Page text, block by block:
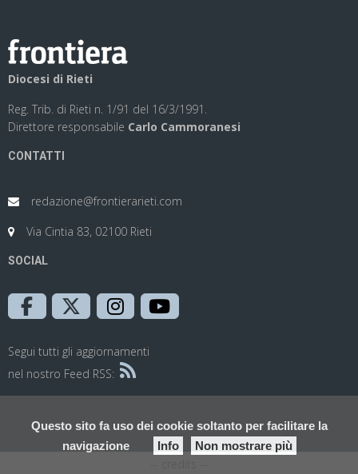
Questo sito fa uso dei cookie soltanto per facilitare la
navigazione
Info Non mostrare più
Diocesi di Rieti
Reg. Trib. di Rieti n. 1/91 del 16/3/1991.
Direttore responsabile Carlo Cammoranesi
CONTATTI
redazione@frontierarieti.com
Via Cintia 83, 02100 Rieti
SOCIAL
Segui tutti gli aggiornamenti
nel nostro Feed RSS: